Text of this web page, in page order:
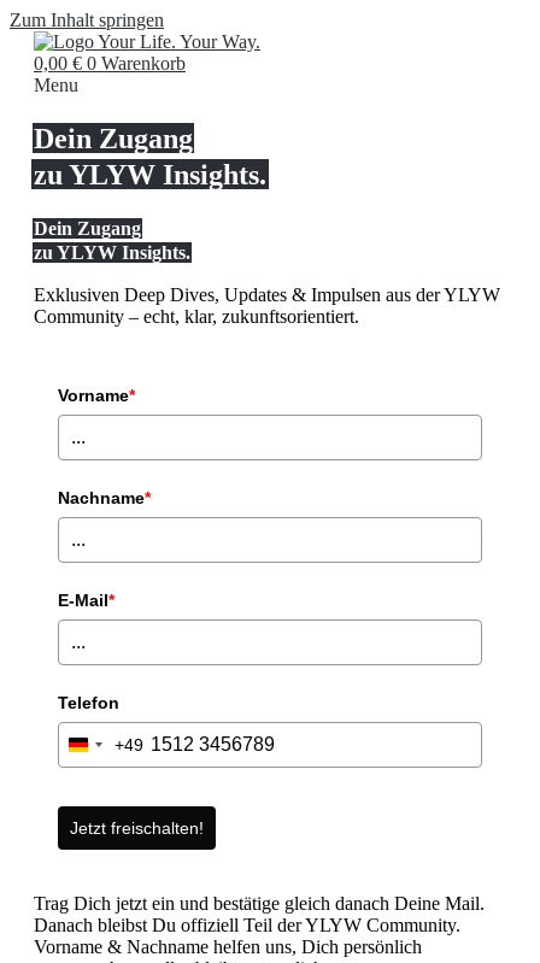
Zum Inhalt springen
0,00 € 0 Warenkorb
Menu
Dein Zugang
zu YLYW Insights.
Dein Zugang
zu YLYW Insights.
Exklusiven Deep Dives, Updates & Impulsen aus der YLYW
Community – echt, klar, zukunftsorientiert.
Vorname*
Nachname*
E-Mail*
Telefon
Germany
+49
Jetzt freischalten!
Trag Dich jetzt ein und bestätige gleich danach Deine Mail.
Danach bleibst Du offiziell Teil der YLYW Community.
Vorname & Nachname helfen uns, Dich persönlich